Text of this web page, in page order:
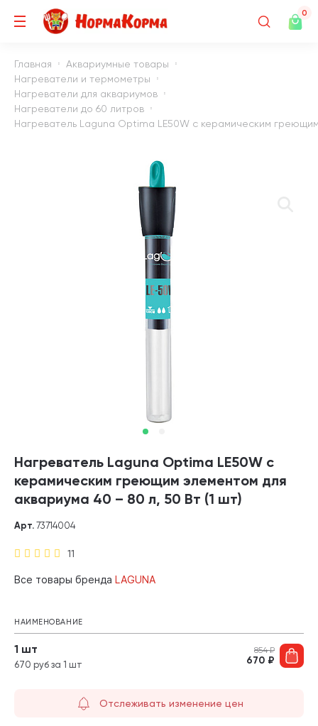
0
Главная
Аквариумные товары
Нагреватели и термометры
Нагреватели для аквариумов
Нагреватели до 60 литров
Нагреватель Laguna Optima LE50W с керамическим
Нагреватель Laguna Optima LE50W с
керамическим греющим элементом для
аквариума 40 – 80 л, 50 Вт (1 шт)
11
Арт. 73714004
Все товары бренда LAGUNA
НАИМЕНОВАНИЕ
1 шт
670 руб за 1 шт
854₽
670 ₽
Отслеживать изменение цен